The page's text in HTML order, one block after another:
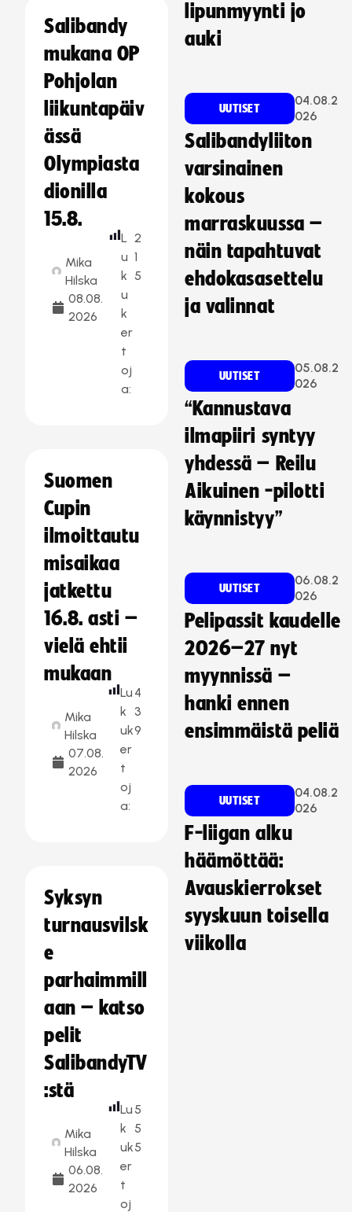
Salibandy
mukana OP
Pohjolan
liikuntapäiv
ässä
Olympiasta
dionilla
15.8.
Mika
Hilska
08.08.
2026
L
u
k
u
k
er
t
oj
a:
2
1
5
Suomen
Cupin
ilmoittautu
misaikaa
jatkettu
16.8. asti –
vielä ehtii
mukaan
Mika
Hilska
07.08.
2026
Lu
k
uk
er
t
oj
a:
4
3
9
Syksyn
turnausvilsk
e
parhaimmill
aan – katso
pelit
SalibandyTV
:stä
Mika
Hilska
06.08.
2026
Lu
k
uk
er
t
oj
5
5
5
lipunmyynti jo
auki
UUTISET
04.08.2
026
Salibandyliiton
varsinainen
kokous
marraskuussa –
näin tapahtuvat
ehdokasasettelu
ja valinnat
UUTISET
05.08.2
026
“Kannustava
ilmapiiri syntyy
yhdessä – Reilu
Aikuinen -pilotti
käynnistyy”
UUTISET
06.08.2
026
Pelipassit kaudelle
2026–27 nyt
myynnissä –
hanki ennen
ensimmäistä peliä
UUTISET
04.08.2
026
F-liigan alku
häämöttää:
Avauskierrokset
syyskuun toisella
viikolla